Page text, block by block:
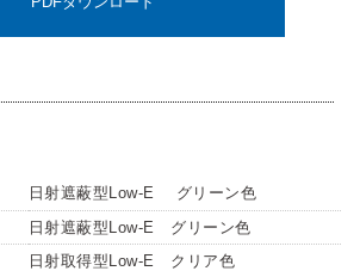
日射遮蔽型Low-E グリーン色
日射遮蔽型Low-E グリーン色
日射取得型Low-E クリア色